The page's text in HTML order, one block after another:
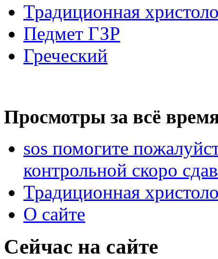
Традиционная
Педмет ГЗР
Греческий
Просмотры за всё
sos помогите
контрольной скоро
Традиционная
О сайте
Сейчас на сайте